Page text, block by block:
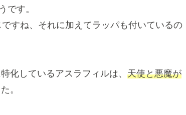
です。
すね、それに加えてラッパも付いているの
化しているアスラフィルは、 天使と悪魔が
。